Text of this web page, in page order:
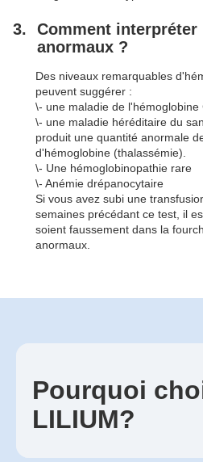
Comment
anormaux ?
Des niveaux remarquables
peuvent suggérer :
\- une maladie de l'hémoglobine
\- une maladie héréditaire du
produit une quantité anormale
d'hémoglobine (thalassémie).
\- Une hémoglobinopathie rare
\- Anémie drépanocytaire
Si vous avez subi une
semaines précédant ce test, il
soient faussement dans la
anormaux.
Pourquoi
LILIUM?